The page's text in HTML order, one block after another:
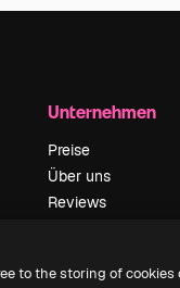
Unternehmen
Preise
Über uns
Reviews
Blog
to the storing of